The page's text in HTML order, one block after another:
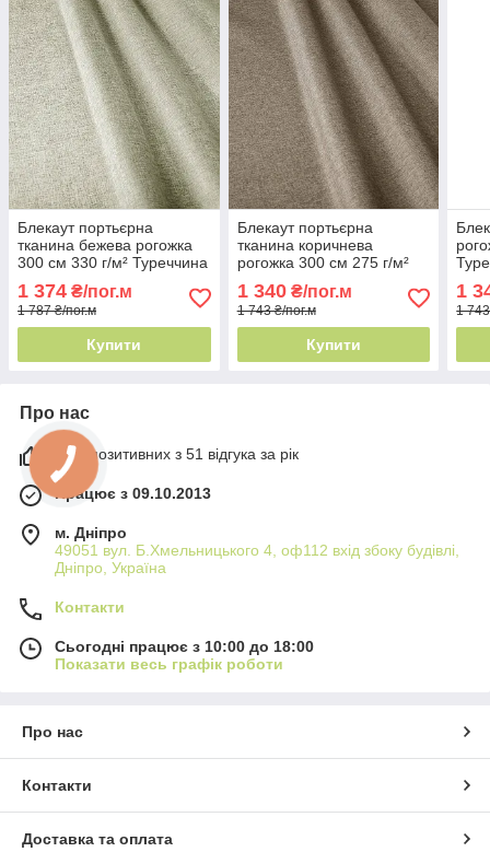
Блекаут портьєрна
тканина бежева рогожка
300 см 330 г/м² Туреччина
1 374 ₴/пог.м
1 787 ₴/пог.м
Купити
Блекаут портьєрна
тканина коричнева
рогожка 300 см 275 г/м²
1 340₴/пог.м
1 743 ₴/пог.м
Купити
1
1
Про нас
98% позитивних з 51 відгука за рік
Працює з 09.10.2013
м. Дніпро
49051 вул. Б.Хмельницького 4, оф112 вхід збоку будівлі,
Дніпро, Україна
Контакти
Сьогодні працює з 10:00 до 18:00
Показати весь графік роботи
Про нас
Контакти
Доставка та оплата